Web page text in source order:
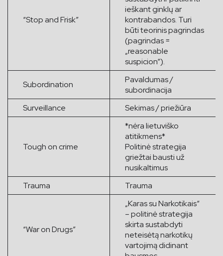
“Stop and Frisk”
ieškant ginklų ar
kontrabandos. Turi
būti teorinis pagrindas
(pagrindas =
„reasonable
suspicion“).
Subordination
Pavaldumas /
subordinacija
Surveillance
Sekimas / priežiūra
Tough on crime
*nėra lietuviško
atitikmens*
Politinė strategija
griežtai bausti už
nusikaltimus
Trauma
Trauma
“War on Drugs”
„Karas su Narkotikais“
– politinė strategija
skirta sustabdyti
neteisėtą narkotikų
vartojimą didinant